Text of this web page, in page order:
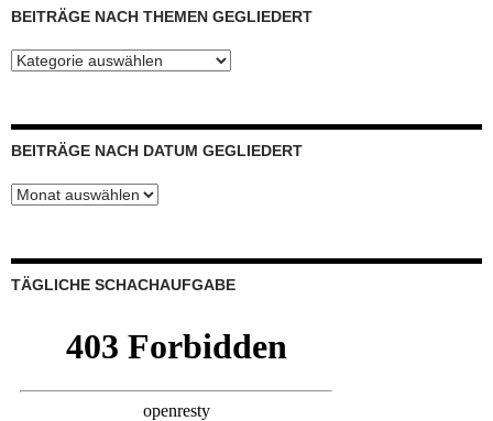
BEITRÄGE NACH THEMEN GEGLIEDERT
Beiträge
BEITRÄGE NACH DATUM GEGLIEDERT
Beiträge
TÄGLICHE SCHACHAUFGABE